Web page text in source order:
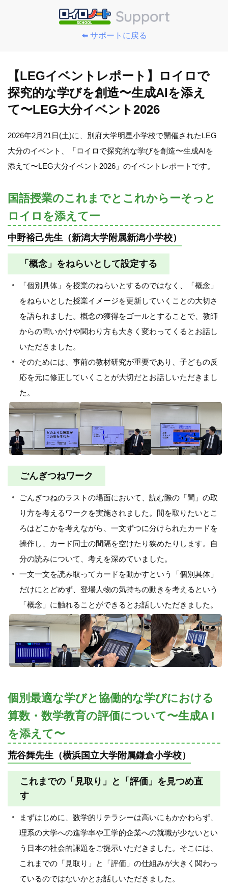
⬅️ サポートに戻る
【LEGイベントレポート】ロイロで
探究的な学びを創造〜生成AIを添え
て〜LEG大分イベント2026
2026年2月21日(土)に、別府大学明星小学校で開催されたLEG
大分のイベント、「ロイロで探究的な学びを創造〜生成AIを
添えて〜LEG大分イベント2026」のイベントレポートです。
国語授業のこれまでとこれからーそっと
ロイロを添えてー
中野裕己先生（新潟大学附属新潟小学校）
「概念」をねらいとして設定する
「個別具体」を授業のねらいとするのではなく、「概念」
をねらいとした授業イメージを更新していくことの大切さ
を語られました。概念の獲得をゴールとすることで、教師
からの問いかけや関わり方も大きく変わってくるとお話し
いただきました。
そのためには、事前の教材研究が重要であり、子どもの反
応を元に修正していくことが大切だとお話しいただきまし
た。
ごんぎつねワーク
ごんぎつねのラストの場面において、読む際の「間」の取
り方を考えるワークを実施されました。間を取りたいとこ
ろはどこかを考えながら、一文ずつに分けられたカードを
操作し、カード同士の間隔を空けたり狭めたりします。自
分の読みについて、考えを深めていました。
一文一文を読み取ってカードを動かすという「個別具体」
だけにとどめず、登場人物の気持ちの動きを考えるという
「概念」に触れることができるとお話しいただきました。
個別最適な学びと協働的な学びにおける
算数・数学教育の評価について〜生成A I
を添えて〜
荒谷舞先生（横浜国立大学附属鎌倉小学校）
これまでの「見取り」と「評価」を見つめ直
す
まずはじめに、数学的リテラシーは高いにもかかわらず、
理系の大学への進学率や工学的企業への就職が少ないとい
う日本の社会的課題をご提示いただきました。そこには、
これまでの「見取り」と「評価」の仕組みが大きく関わっ
ているのではないかとお話しいただきました。